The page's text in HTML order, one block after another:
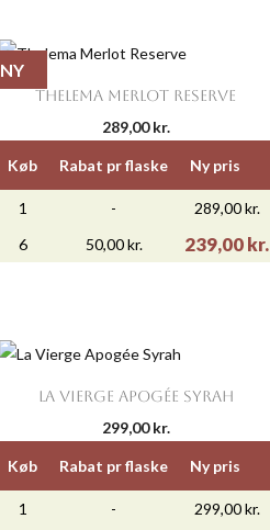
 Vis her
THELEMA MERLOT RESERVE
289,00 kr.
Køb Rabat pr flaske Ny pris
1 -
289,00 kr.
6
50,00 kr. 239,00 kr.
NY
 Vis her
LA VIERGE APOGÉE SYRAH
299,00 kr.
Køb Rabat pr flaske Ny pris
1 -
299,00 kr.